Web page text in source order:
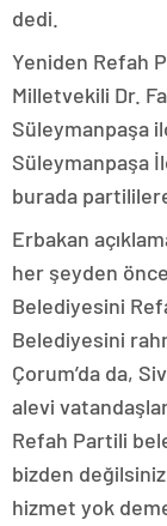
dedi.
Yeniden Refah
Milletvekili Dr.
Süleymanpaşa
Süleymanpaşa
burada
Erbakan
her şeyden
Belediyesini
Belediyesini
Çorum’da da,
alevi
Refah Partili
bizden
hizmet yok